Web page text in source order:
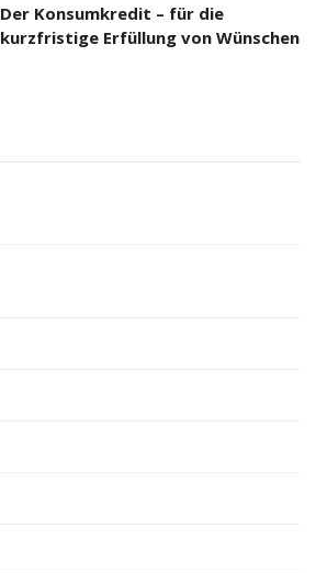
Der Konsumkredit – für die
kurzfristige Erfüllung von Wünschen